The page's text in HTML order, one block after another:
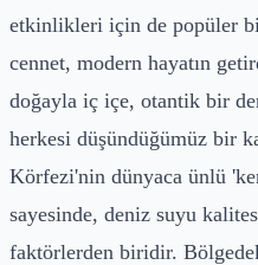
etkinlikleri için de popüler
cennet, modern hayatın
doğayla iç içe, otantik bir
herkesi düşündüğümüz bir
Körfezi'nin dünyaca ünlü
sayesinde, deniz suyu
faktörlerden biridir.